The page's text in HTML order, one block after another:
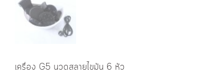
เครื่อง G5 นวดสลายไขมัน 6 หัว